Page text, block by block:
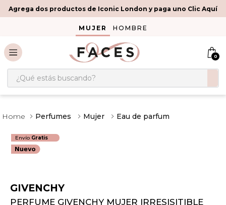
Agrega dos productos de Iconic London y paga uno Clic Aquí
MUJER HOMBRE
0
¿Qué estás buscando?
Perfumes Mujer Eau de parfum
Envío Gratis
GIVENCHY
PERFUME GIVENCHY MUJER IRRESISITIBLE